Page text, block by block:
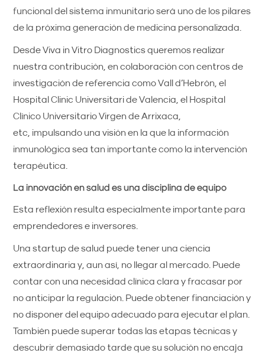
funcional del sistema inmunitario será uno de los pilares
de la próxima generación de medicina personalizada.
Desde Viva in Vitro Diagnostics queremos realizar
nuestra contribución, en colaboración con centros de
investigación de referencia como Vall d’Hebrón, el
Hospital Clinic Universitari de Valencia, el Hospital
Clínico Universitario Virgen de Arrixaca,
etc, impulsando una visión en la que la información
inmunológica sea tan importante como la intervención
terapéutica.
La innovación en salud es una disciplina de equipo
Esta reflexión resulta especialmente importante para
emprendedores e inversores.
Una startup de salud puede tener una ciencia
extraordinaria y, aun así, no llegar al mercado. Puede
contar con una necesidad clínica clara y fracasar por
no anticipar la regulación. Puede obtener financiación y
no disponer del equipo adecuado para ejecutar el plan.
También puede superar todas las etapas técnicas y
descubrir demasiado tarde que su solución no encaja